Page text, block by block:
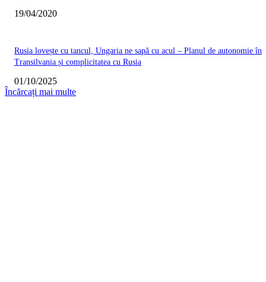
19/04/2020
Rusia lovește cu tancul, Ungaria ne sapă cu acul – Planul de autonomie în
Transilvania și complicitatea cu Rusia
01/10/2025
Încărcați mai multe